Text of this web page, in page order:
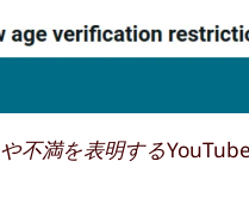
不満を表明する